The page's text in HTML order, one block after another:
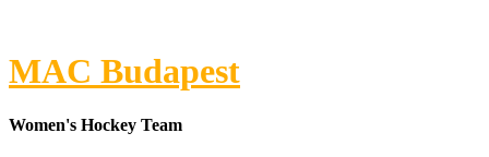
MAC Budapest
Women's Hockey Team